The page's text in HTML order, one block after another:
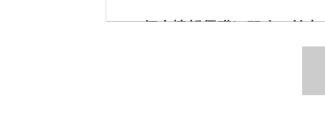
個人情報保護に関する基本
その他の関連法令・ガイドライン等を遵守して、